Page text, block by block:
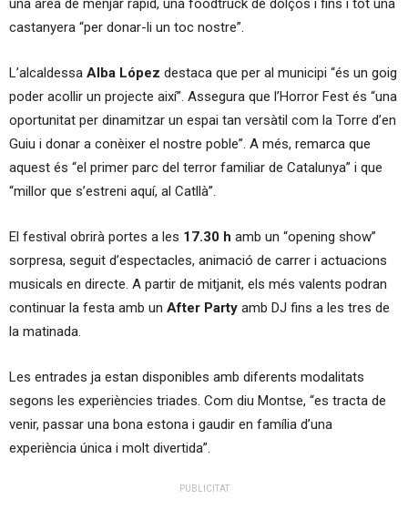
una àrea de menjar ràpid, una foodtruck de dolços i fins i tot una
castanyera “per donar-li un toc nostre”.
L’alcaldessa Alba López destaca que per al municipi “és un goig
poder acollir un projecte així”. Assegura que l’Horror Fest és “una
oportunitat per dinamitzar un espai tan versàtil com la Torre d’en
Guiu i donar a conèixer el nostre poble”. A més, remarca que
aquest és “el primer parc del terror familiar de Catalunya” i que
“millor que s’estreni aquí, al Catllà”.
El festival obrirà portes a les 17.30 h amb un “opening show”
sorpresa, seguit d’espectacles, animació de carrer i actuacions
musicals en directe. A partir de mitjanit, els més valents podran
continuar la festa amb un After Party amb DJ fins a les tres de
la matinada.
Les entrades ja estan disponibles amb diferents modalitats
segons les experiències triades. Com diu Montse, “es tracta de
venir, passar una bona estona i gaudir en família d’una
experiència única i molt divertida”.
PUBLICITAT